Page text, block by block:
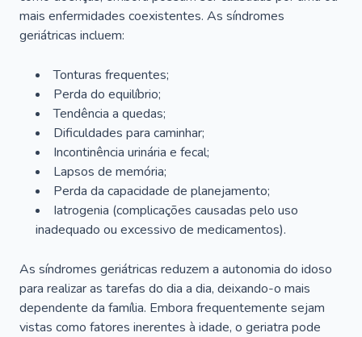
mais enfermidades coexistentes. As síndromes
geriátricas incluem:
Tonturas frequentes;
Perda do equilíbrio;
Tendência a quedas;
Dificuldades para caminhar;
Incontinência urinária e fecal;
Lapsos de memória;
Perda da capacidade de planejamento;
Iatrogenia (complicações causadas pelo uso
inadequado ou excessivo de medicamentos).
As síndromes geriátricas reduzem a autonomia do idoso
para realizar as tarefas do dia a dia, deixando-o mais
dependente da família. Embora frequentemente sejam
vistas como fatores inerentes à idade, o geriatra pode